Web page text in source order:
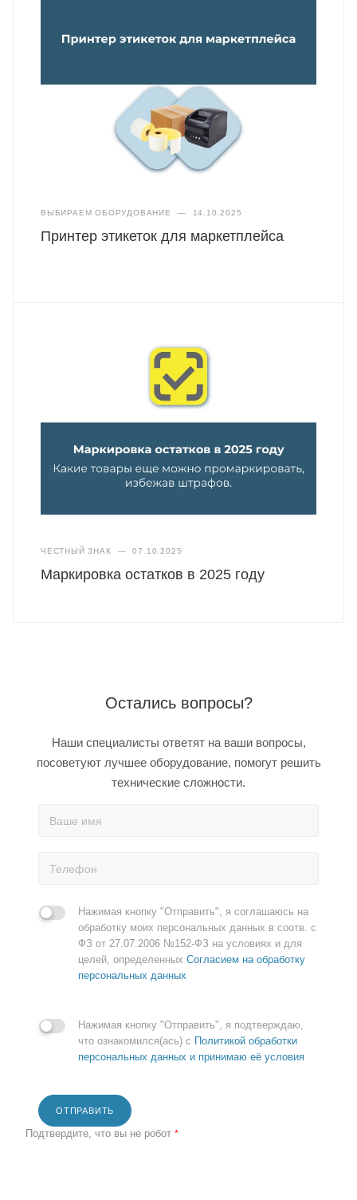
ВЫБИРАЕМ ОБОРУДОВАНИЕ — 14.10.2025
Принтер этикеток для маркетплейса
ЧЕСТНЫЙ ЗНАК — 07.10.2025
Маркировка остатков в 2025 году
Остались вопросы?
Наши специалисты ответят на ваши вопросы,
посоветуют лучшее оборудование, помогут решить
технические сложности.
Нажимая кнопку "Отправить", я соглашаюсь на
обработку моих персональных данных в соотв. с
ФЗ от 27.07.2006 №152-ФЗ на условиях и для
целей, определенных Согласием на обработку
персональных данных
Нажимая кнопку "Отправить", я подтверждаю,
что ознакомился(ась) с Политикой обработки
персональных данных и принимаю её условия
ОТПРАВИТЬ
Подтвердите, что вы не робот *